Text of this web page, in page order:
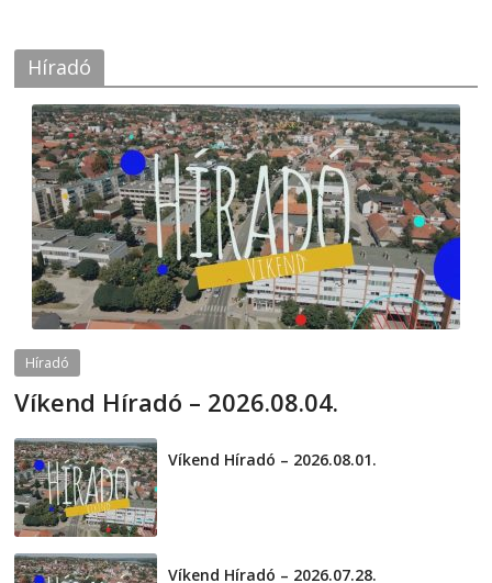
Híradó
Híradó
Víkend Híradó – 2026.08.04.
Víkend Híradó – 2026.08.01.
Víkend Híradó – 2026.07.28.